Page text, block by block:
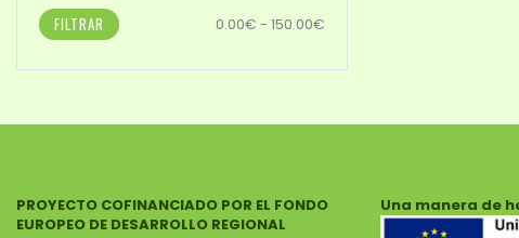
FILTRAR 0.00€ - 150.00€
PROYECTO COFINANCIADO POR EL FONDO
EUROPEO DE DESARROLLO REGIONAL
Una manera de